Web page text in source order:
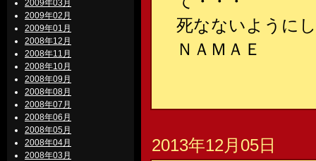
2009年03月
2009年02月
2009年01月
2008年12月
2008年11月
2008年10月
2008年09月
2008年08月
2008年07月
2008年06月
2008年05月
2008年04月
2008年03月
死なないように
ＮＡＭＡＥ
2013年12月05日